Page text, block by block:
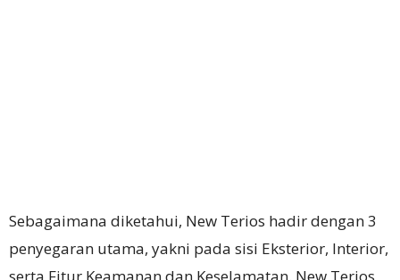
Sebagaimana diketahui, New Terios hadir dengan 3
penyegaran utama, yakni pada sisi Eksterior, Interior,
serta Fitur Keamanan dan Keselamatan. New Terios